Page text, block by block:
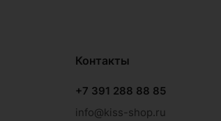
Контакты
+7 391 288 88 85
info@kiss-shop.ru